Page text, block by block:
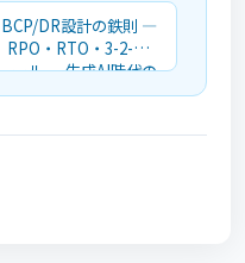
BCP/DR設計の鉄則 ―
RPO・RTO・3-2-1ル
ール ― 生成AI時代の
アーキテクチャ超入門